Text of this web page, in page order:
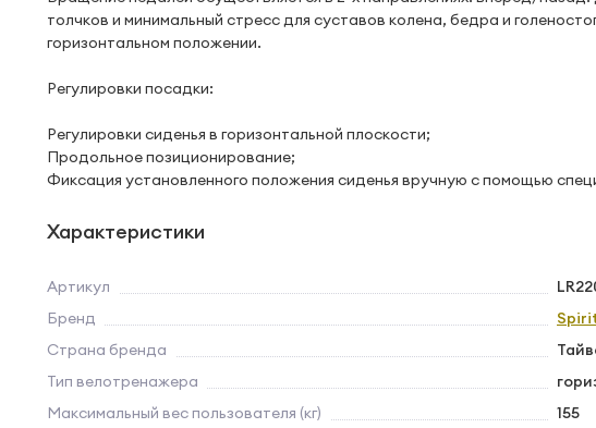
толчков и минимальный стресс для суставов колена, бедра и
горизонтальном положении.
Регулировки посадки:
Регулировки сиденья в горизонтальной плоскости;
Продольное позиционирование;
Фиксация установленного положения сиденья вручную с помощью
Характеристики
Артикул
Бренд
Страна бренда
Тип велотренажера
Максимальный вес пользователя (кг)
155